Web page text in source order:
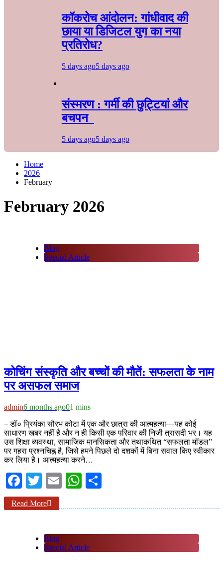
कॉकरोच आंदोलन: गांधीवाद की
छाया या डिजिटल युग का नया
प्रतिरोध?
5 days ago5 days ago
संस्मरण : गर्मी की छुट्टियां और
बचपन
5 days ago5 days ago
Home
2026
February
February 2026
Blog
Special Article
कोचिंग संस्कृति और बच्चों की मौतें: सफलता के नाम
पर असफल समाज
admin6 months ago01 mins
– डॉ० प्रियंका सौरभ कोटा में एक और छात्रा की आत्महत्या—यह कोई
साधारण खबर नहीं है और न ही किसी एक परिवार की निजी त्रासदी भर। यह
उस शिक्षा व्यवस्था, सामाजिक मानसिकता और तथाकथित “सफलता मॉडल”
पर गहरा प्रश्नचिह्न है, जिसे हमने पिछले दो दशकों में बिना सवाल किए स्वीकार
कर लिया है। आत्महत्या करने…
Facebook
TwitterEmailWhatsApp
Read More
Blog
Special Article